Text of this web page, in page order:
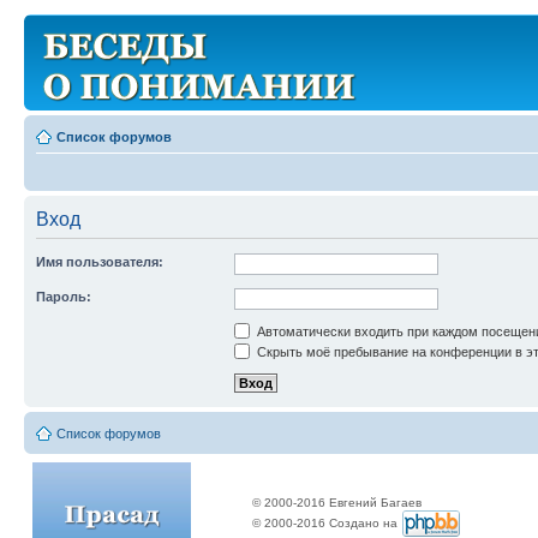
Список форумов
Вход
Имя пользователя:
Пароль:
Автоматически входить при каждом
Скрыть моё пребывание на конференции в
Список форумов
© 2000-2016 Евгений Багаев
© 2000-2016 Создано на